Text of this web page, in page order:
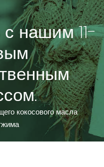
нашим 11-
кокосового масла